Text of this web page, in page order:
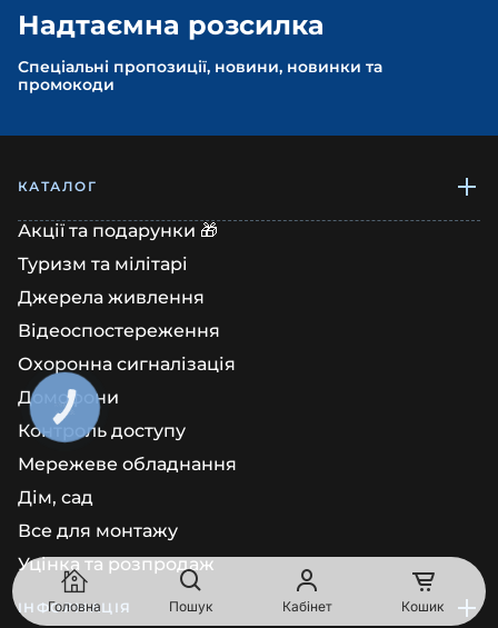
Надтаємна розсилка
Спеціальні пропозиції, новини, новинки та
промокоди
Головна Пошук Кабінет Кошик
КАТАЛОГ
Акції та подарунки 🎁
Туризм та мілітарі
Джерела живлення
Відеоспостереження
Охоронна сигналізація
Домофони
Контроль доступу
Мережеве обладнання
Дім, сад
Все для монтажу
Уцінка та розпродаж
ІНФОРМАЦІЯ
КНОПКА
ЗВ'ЯЗКУ